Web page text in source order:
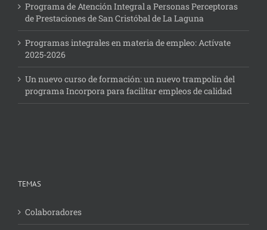
Programa de Atención Integral a Personas Perceptoras
de Prestaciones de San Cristóbal de La Laguna
Programas integrales en materia de empleo: Actívate
2025-2026
Un nuevo curso de formación: un nuevo trampolín del
programa Incorpora para facilitar empleos de calidad
TEMAS
Colaboradores